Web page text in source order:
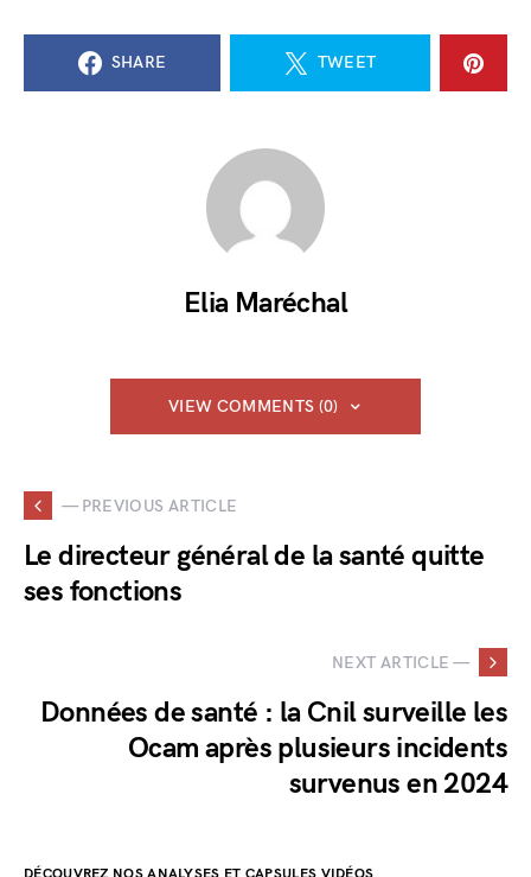
SHARE TWEET
Elia Maréchal
VIEW COMMENTS (0)
— PREVIOUS ARTICLE
Le directeur général de la santé quitte
ses fonctions
NEXT ARTICLE —
Données de santé : la Cnil surveille les
Ocam après plusieurs incidents
survenus en 2024